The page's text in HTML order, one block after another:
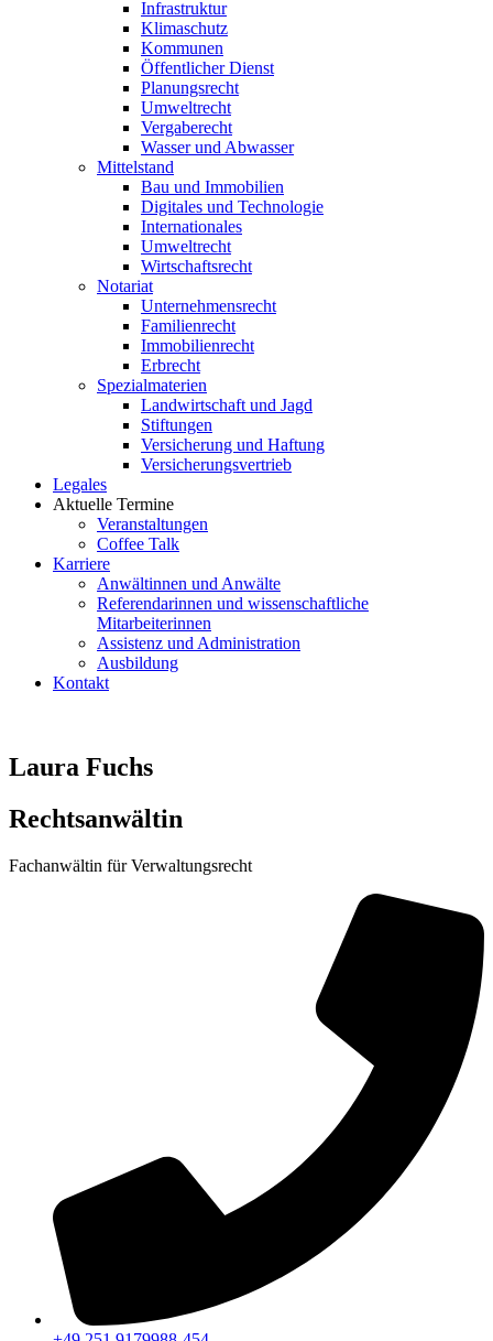
Infrastruktur
Klimaschutz
Kommunen
Öffentlicher Dienst
Planungsrecht
Umweltrecht
Vergaberecht
Wasser und Abwasser
Mittelstand
Bau und Immobilien
Digitales und Technologie
Internationales
Umweltrecht
Wirtschaftsrecht
Notariat
Unternehmensrecht
Familienrecht
Immobilienrecht
Erbrecht
Spezialmaterien
Landwirtschaft und Jagd
Stiftungen
Versicherung und Haftung
Versicherungsvertrieb
Legales
Aktuelle Termine
Veranstaltungen
Coffee Talk
Karriere
Anwältinnen und Anwälte
Referendarinnen und wissenschaftliche
Mitarbeiterinnen
Assistenz und Administration
Ausbildung
Kontakt
Laura Fuchs
Rechtsanwältin
Fachanwältin für Verwaltungsrecht